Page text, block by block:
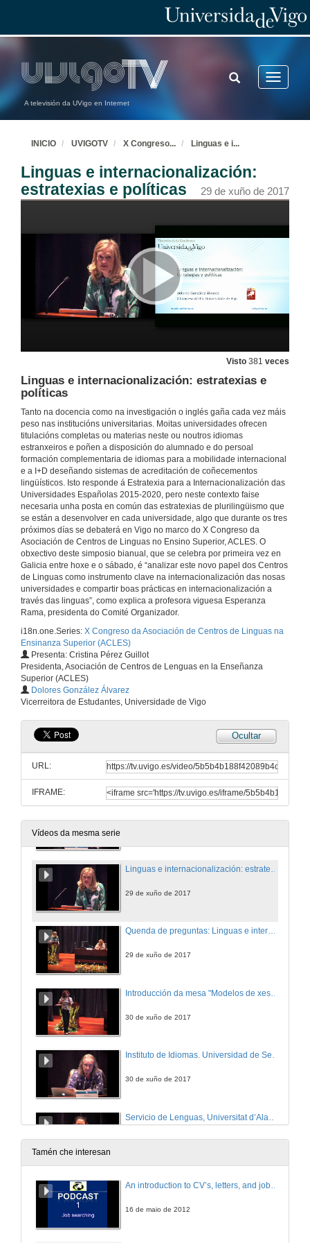
A televisión da UVigo en Internet
Toggle
TOGGLE
SEARCH
INICIO UVIGOTV X Congreso... Linguas e i...
Linguas e internacionalización:
estratexias e políticas
29 de xuño de 2017
Visto 381 veces
Linguas e internacionalización: estratexias e
políticas
Tanto na docencia como na investigación o inglés gaña cada vez máis
peso nas institucións universitarias. Moitas universidades ofrecen
titulacións completas ou materias neste ou noutros idiomas
estranxeiros e poñen a disposición do alumnado e do persoal
formación complementaria de idiomas para a mobilidade internacional
e a I+D deseñando sistemas de acreditación de coñecementos
lingüísticos. Isto responde á Estratexia para a Internacionalización das
Universidades Españolas 2015-2020, pero neste contexto faise
necesaria unha posta en común das estratexias de plurilingüismo que
se están a desenvolver en cada universidade, algo que durante os tres
próximos días se debaterá en Vigo no marco do X Congreso da
Asociación de Centros de Linguas no Ensino Superior, ACLES. O
obxectivo deste simposio bianual, que se celebra por primeira vez en
Galicia entre hoxe e o sábado, é “analizar este novo papel dos Centros
de Linguas como instrumento clave na internacionalización das nosas
universidades e compartir boas prácticas en internacionalización a
través das linguas”, como explica a profesora viguesa Esperanza
Rama, presidenta do Comité Organizador.
i18n.one.Series: X Congreso da Asociación de Centros de Linguas na
Ensinanza Superior (ACLES)
Presenta: Cristina Pérez Guillot
Presidenta, Asociación de Centros de Lenguas en la Enseñanza
Superior (ACLES)
Dolores González Álvarez
Vicerreitora de Estudantes, Universidade de Vigo
Ocultar
URL:
IFRAME:
Vídeos da mesma serie
29 de xuño de 2017
Intervención de Esperanza Rama Martínez (Presidenta do Comité Organizador, Universidade de Vigo)
29 de xuño de 2017
Intervención de Salustiano Mato de la Iglesia (Reitor da Universidade de Vigo)
29 de xuño de 2017
Quenda de preguntas: Linguas e internacionalización: estratexias e políticas
29 de xuño de 2017
30 de xuño de 2017
Instituto de Idiomas. Universidad de Sevilla
30 de xuño de 2017
30 de xuño de 2017
Tamén che interesan
An introduction to CV’s, letters, and job searching
16 de maio de 2012